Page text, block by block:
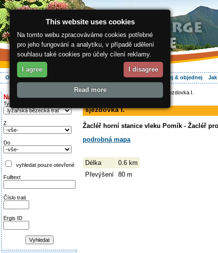
O regionu Aktivně Ubytování Hledej & objednej
Najděte si:
Typ trati
Z
Do
vyhledat pouze otevřené
Fulltext
Číslo trati
Ergis ID
ergis.cz> > sjezdovka I.
sjezdovka I.
Žacléř horní stanice vleku Pomík - Žacléř
podrobná mapa
Délka
0.6 km
Převýšení 80 m
This website uses cookies
Na tomto webu zpracováváme cookies potřebné
pro jeho fungování a analytiku, v případě udělení
souhlasu také cookies pro účely cílení reklamy.
I agree I disagree
Read more